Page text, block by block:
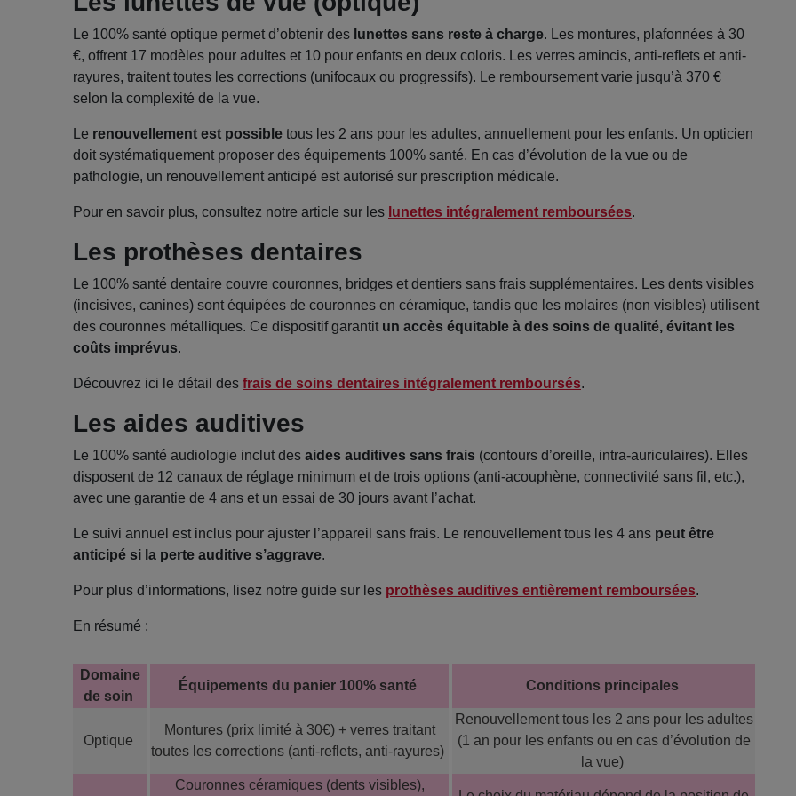
Le 100% santé optique permet d’obtenir des lunettes sans reste à charge. Les montures, plafonnées à 30
€, offrent 17 modèles pour adultes et 10 pour enfants en deux coloris. Les verres amincis, anti-reflets et anti-
rayures, traitent toutes les corrections (unifocaux ou progressifs). Le remboursement varie jusqu’à 370 €
selon la complexité de la vue.
Le renouvellement est possible tous les 2 ans pour les adultes, annuellement pour les enfants. Un opticien
doit systématiquement proposer des équipements 100% santé. En cas d’évolution de la vue ou de
pathologie, un renouvellement anticipé est autorisé sur prescription médicale.
Pour en savoir plus, consultez notre article sur les lunettes intégralement remboursées.
Les prothèses dentaires
Le 100% santé dentaire couvre couronnes, bridges et dentiers sans frais supplémentaires. Les dents visibles
(incisives, canines) sont équipées de couronnes en céramique, tandis que les molaires (non visibles) utilisent
des couronnes métalliques. Ce dispositif garantit un accès équitable à des soins de qualité, évitant les
coûts imprévus.
Découvrez ici le détail des frais de soins dentaires intégralement remboursés.
Les aides auditives
Le 100% santé audiologie inclut des aides auditives sans frais (contours d’oreille, intra-auriculaires). Elles
disposent de 12 canaux de réglage minimum et de trois options (anti-acouphène, connectivité sans fil, etc.),
avec une garantie de 4 ans et un essai de 30 jours avant l’achat.
Le suivi annuel est inclus pour ajuster l’appareil sans frais. Le renouvellement tous les 4 ans peut être
anticipé si la perte auditive s’aggrave.
Pour plus d’informations, lisez notre guide sur les prothèses auditives entièrement remboursées.
En résumé :
Domaine
de soin
Équipements du panier 100% santé Conditions principales
Optique
Montures (prix limité à 30€) + verres traitant
toutes les corrections (anti-reflets, anti-rayures)
Renouvellement tous les 2 ans pour les adultes
(1 an pour les enfants ou en cas d’évolution de
la vue)
Couronnes céramiques (dents visibles),